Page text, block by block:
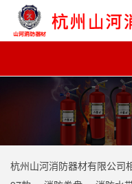
杭州山河消防器材有限公司